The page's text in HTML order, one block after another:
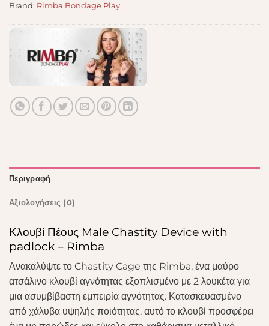
Brand: Rimba Bondage Play
Περιγραφή
Αξιολογήσεις (0)
Κλουβί Πέους Male Chastity Device with
padlock – Rimba
Ανακαλύψτε το Chastity Cage της Rimba, ένα μαύρο
ατσάλινο κλουβί αγνότητας εξοπλισμένο με 2 λουκέτα για
μια ασυμβίβαστη εμπειρία αγνότητας. Κατασκευασμένο
από χάλυβα υψηλής ποιότητας, αυτό το κλουβί προσφέρει